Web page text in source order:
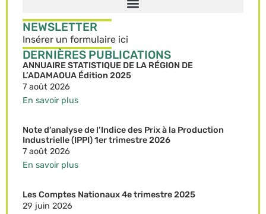
NEWSLETTER
Insérer un formulaire ici
DERNIÈRES PUBLICATIONS
ANNUAIRE STATISTIQUE DE LA RÉGION DE
L’ADAMAOUA Édition 2025
7 août 2026
En savoir plus
Note d’analyse de l’Indice des Prix à la Production
Industrielle (IPPI) 1er trimestre 2026
7 août 2026
En savoir plus
Les Comptes Nationaux 4e trimestre 2025
29 juin 2026